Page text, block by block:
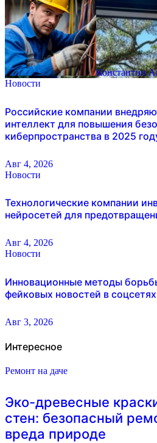
Константин
Новости
Российские компании
интеллект для повышения
киберпространства в 2025
Авг 4, 2026
Новости
Технологические компании
нейросетей для
Авг 4, 2026
Новости
Инновационные методы
фейковых новостей в соцсетях
Авг 3, 2026
Интересное
Ремонт на даче
Эко-древесные
стен: безопасный
вреда природе